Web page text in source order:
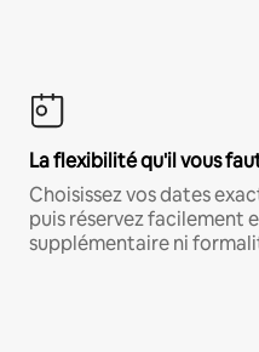
La flexibilité qu'il vous
Choisissez vos dates
puis réservez facilement
supplémentaire ni